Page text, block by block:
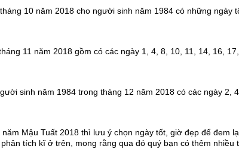
10 năm 2018 cho người sinh năm 1984 có những ngày
11 năm 2018 gồm có các ngày 1, 4, 8, 10, 11, 14, 16,
sinh năm 1984 trong tháng 12 năm 2018 có các ngày 2,
Mậu Tuất 2018 thì lưu ý chọn ngày tốt, giờ đẹp để
tích kĩ ở trên, mong rằng qua đó quý bạn có thêm nhiều